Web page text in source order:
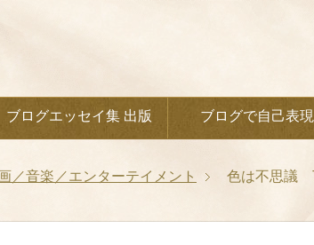
ブログエッセイ集 出版 ブログで自己表現
／音楽／エンターテイメント 色は不思議